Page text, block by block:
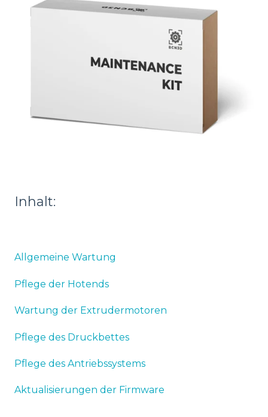
Inhalt:
Allgemeine Wartung
Pflege der Hotends
Wartung der Extrudermotoren
Pflege des Druckbettes
Pflege des Antriebssystems
Aktualisierungen der Firmware